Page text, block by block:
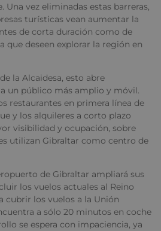
Una vez eliminadas estas barreras,
turísticas vean aumentar la
de corta duración como de
que deseen explorar la región en
la Alcaidesa, esto abre
un público más amplio y móvil.
restaurantes en primera línea de
y los alquileres a corto plazo
visibilidad y ocupación, sobre
utilizan Gibraltar como centro de
de Gibraltar ampliará sus
los vuelos actuales al Reino
cubrir los vuelos a la Unión
a sólo 20 minutos en coche
se espera con impaciencia, ya